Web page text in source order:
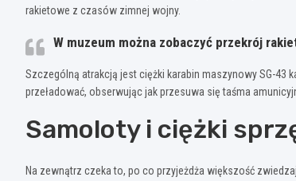
rakietowe z czasów zimnej wojny.
W muzeum można zobaczyć przekrój
Szczególną atrakcją jest ciężki karabin maszynowy SG-
przeładować, obserwując jak przesuwa się taśma
Samoloty i ciężki
Na zewnątrz czeka to, po co przyjeżdża większość